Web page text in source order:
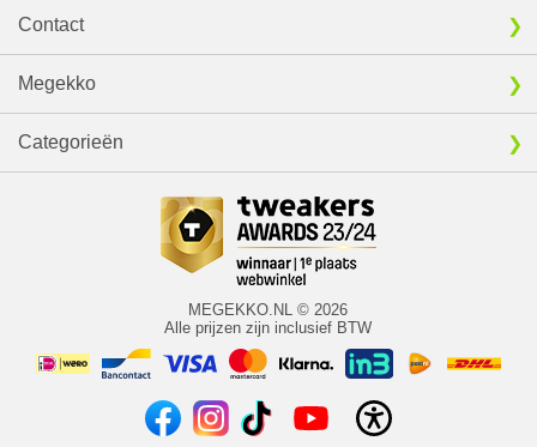
Contact
Megekko
Categorieën
MEGEKKO.NL © 2026
Alle prijzen zijn inclusief BTW